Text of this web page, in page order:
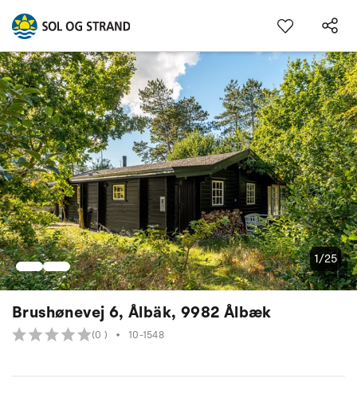
Brushønevej 6, Ålbäk, 9982 Ålbæk
(0 ) • 10-1548
1/25